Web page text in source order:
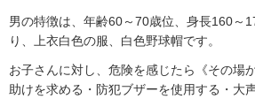
男の特徴は、年齢60～70歳位、身長160～
り、上衣白色の服、白色野球帽です。
お子さんに対し、危険を感じたら《その場
助けを求める・防犯ブザーを使用する・大